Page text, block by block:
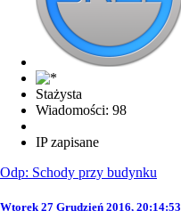
Stażysta
Wiadomości: 98
IP zapisane
Odp: Schody przy budynku
Wtorek 27 Grudzień 2016, 20:14:53